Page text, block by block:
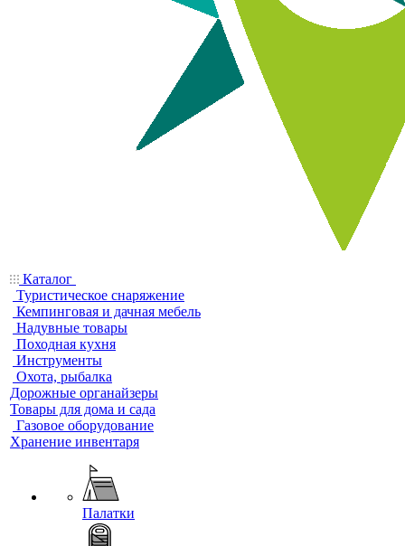
Каталог
Туристическое снаряжение
Кемпинговая и дачная мебель
Надувные товары
Походная кухня
Инструменты
Охота, рыбалка
Дорожные органайзеры
Товары для дома и сада
Газовое оборудование
Хранение инвентаря
Палатки